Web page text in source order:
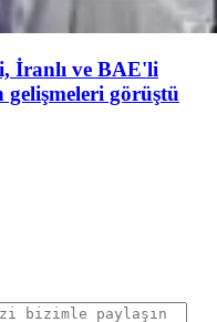
İranlı ve BAE'li
gelişmeleri görüştü